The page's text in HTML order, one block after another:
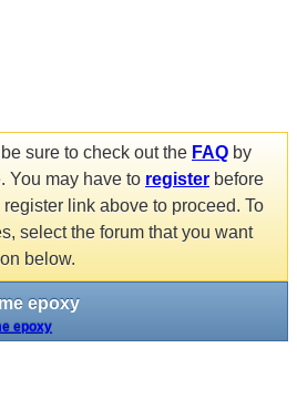
sure to check out the FAQ by
You may have to register before
link above to proceed. To
select the forum that you want
below.
epoxy
epoxy